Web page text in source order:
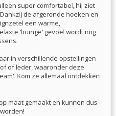
super comfortabel, hij ziet
de afgeronde hoeken en
een warme,
'lounge' gevoel wordt nog
in verschillende opstellingen
of leder, waaronder deze
Kom ze allemaal ontdekken
maat gemaakt en kunnen dus